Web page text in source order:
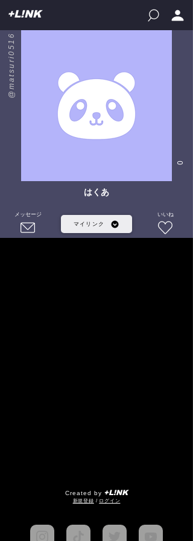
+L!NK
@matsuri0516
0
はくあ
メッセージ
マイリンク
いいね
Created by +L!NK
​新規登録 / ログイン